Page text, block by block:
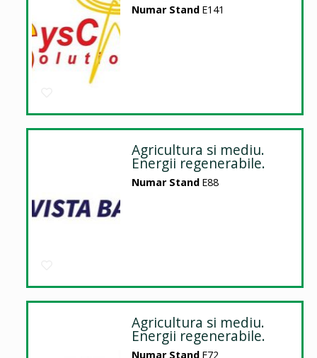
Numar Stand E141
Agricultura si mediu.
Energii regenerabile.
Numar Stand E88
Agricultura si mediu.
Energii regenerabile.
Numar Stand E72